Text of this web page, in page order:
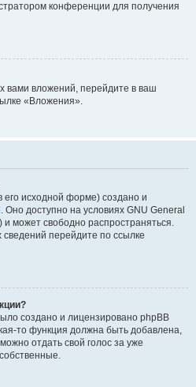
конференции для получения
вами вложений, перейдите в ваш
«Вложения».
исходной форме) создано и
. Оно доступно на условиях GNU General
и может свободно распространяться.
перейдите по ссылке
создано и лицензировано phpBB
то функция должна быть добавлена,
можно отдать свой голос за уже